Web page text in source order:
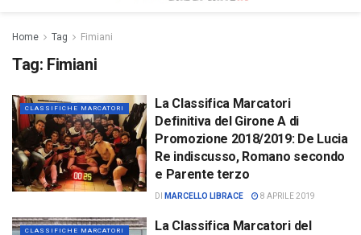
Home Tag Fimiani
Tag: Fimiani
CLASSIFICHE MARCATORI
La Classifica Marcatori
Definitiva del Girone A di
Promozione 2018/2019: De Lucia
Re indiscusso, Romano secondo
e Parente terzo
DI MARCELLO LIBRACE 8 APRILE 2019
CLASSIFICHE MARCATORI
La Classifica Marcatori del